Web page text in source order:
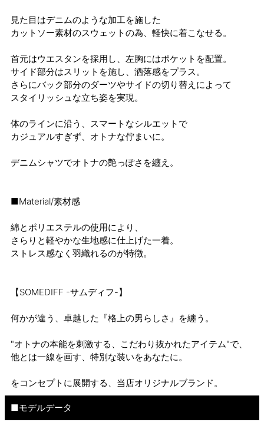
見た目はデニムのような加工を施した
カットソー素材のスウェットの為、軽快に着こなせる。
首元はウエスタンを採用し、左胸にはポケットを配置。
サイド部分はスリットを施し、洒落感をプラス。
さらにバック部分のダーツやサイドの切り替えによって
スタイリッシュな立ち姿を実現。
体のラインに沿う、スマートなシルエットで
カジュアルすぎず、オトナな佇まいに。
デニムシャツでオトナの艶っぽさを纏え。
■Material/素材感
綿とポリエステルの使用により、
さらりと軽やかな生地感に仕上げた一着。
ストレス感なく羽織れるのが特徴。
【SOMEDIFF -サムディフ-】
何かが違う、卓越した『格上の男らしさ』を纏う。
"オトナの本能を刺激する、こだわり抜かれたアイテム"で、
他とは一線を画す、特別な装いをあなたに。
をコンセプトに展開する、当店オリジナルブランド。
■モデルデータ